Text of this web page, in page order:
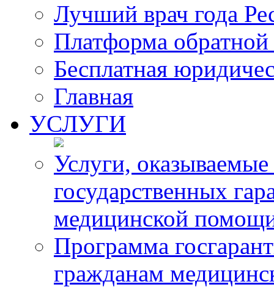
Лучший врач года
Платформа
Бесплатная
Главная
УСЛУГИ
Услуги,
государственных
медицинской
Программа
гражданам